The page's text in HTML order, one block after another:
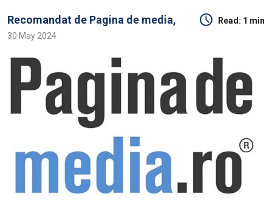
Recomandat de Pagina de media, Read: 1 min
30 May 2024